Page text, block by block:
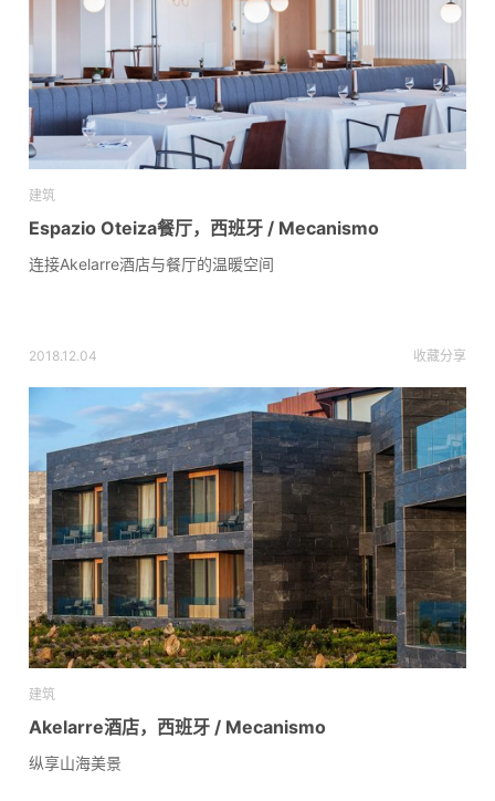
建筑
Espazio Oteiza餐厅，西班牙 / Mecanismo
连接Akelarre酒店与餐厅的温暖空间
2018.12.04 收藏分享
建筑
Akelarre酒店，西班牙 / Mecanismo
纵享山海美景